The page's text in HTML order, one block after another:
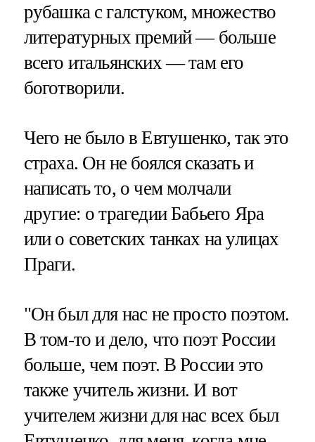
рубашка с галстуком, множество
литературных премий — больше
всего итальянских — там его
боготворили.
Чего не было в Евтушенко, так это
страха. Он не боялся сказать и
написать то, о чем молчали
другие: о трагедии Бабьего Яра
или о советских танках на улицах
Праги.
"Он был для нас не просто поэтом.
В том-то и дело, что поэт России
больше, чем поэт. В России это
также учитель жизни. И вот
учителем жизни для нас всех был